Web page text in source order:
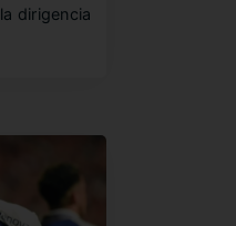
dirigencia